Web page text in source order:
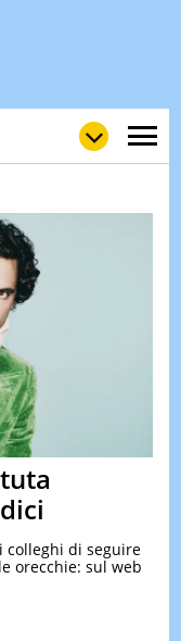
&
colleghi di seguire
orecchie: sul web